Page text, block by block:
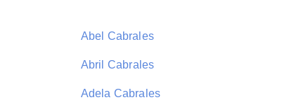
Abel Cabrales
Abril Cabrales
Adela Cabrales